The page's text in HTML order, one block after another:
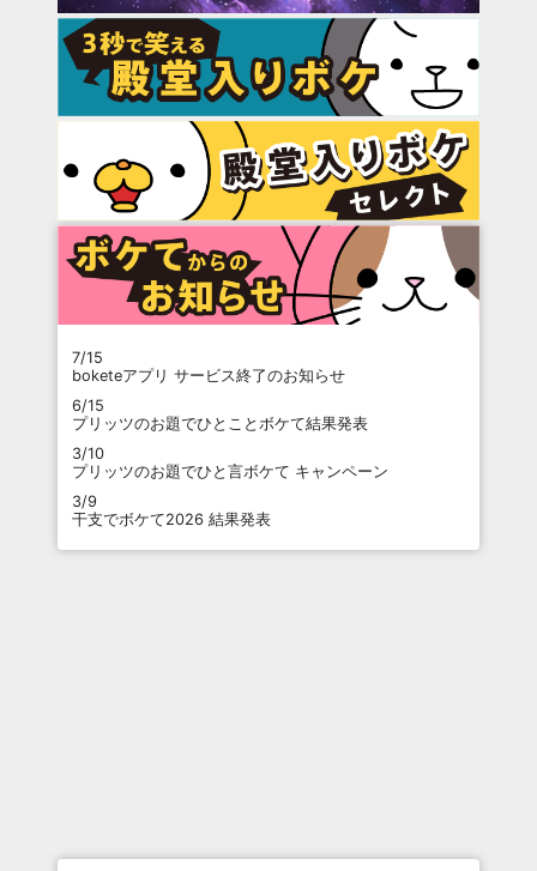
7/15
boketeアプリ サービス終了のお知らせ
6/15
プリッツのお題でひとことボケて結果発表
3/10
プリッツのお題でひと言ボケて キャンペーン
3/9
干支でボケて2026 結果発表